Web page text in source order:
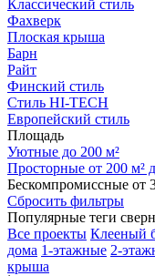
Классический стиль
Фахверк
Плоская крыша
Барн
Райт
Финский стиль
Стиль HI-TECH
Европейский стиль
Площадь
Уютные до 200 м²
Просторные от 200 м²
Бескомпромиссные от
Сбросить фильтры
Популярные теги
Все проекты Клееный
дома 1-этажные 2-
крыша